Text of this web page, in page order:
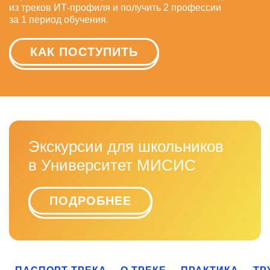
из треков ИТ-профиля и получить 2 профессии
за 1 период обучения.
КАК ПОСТУПИТЬ
Экскурсии для школьников
в Университет МИСИС
ПОДРОБНЕЕ